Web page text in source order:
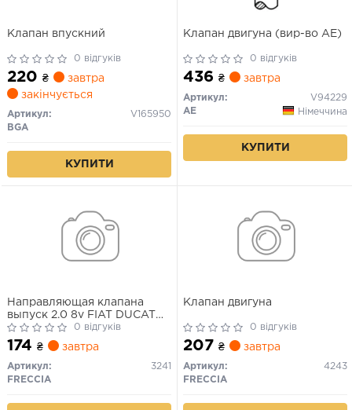
Клапан впускний
0 відгуків
220 ₴
завтра
закінчується
Артикул:
V165950
BGA
КУПИТИ
Клапан двигуна (вир-во AE)
0 відгуків
436 ₴ завтра
Артикул:
V94229
AE
Німеччина
КУПИТИ
Направляющая клапана
выпуск 2.0 8v FIAT DUCATO
45*8.01*13.070 відгуків
174 ₴ завтра
Артикул:
3241
FRECCIA
Клапан двигуна
0 відгуків
207 ₴ завтра
Артикул:
4243
FRECCIA